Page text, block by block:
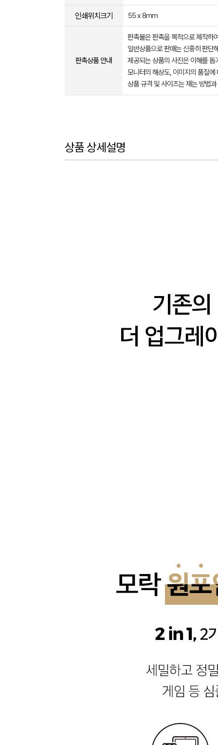
인쇄위치크기 55 x 8mm
판촉상품 안내
판촉물은 판촉을 목적으로 제작하
일반상품으로 판매는 신중히 판단
제공되는 상품의 사진은 이해를
모니터의 해상도, 이미지의 품질
상품 규격 및 사이즈는 재는 방법
상품 상세설명